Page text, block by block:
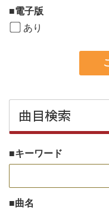
電子版
あり
曲目検索
キーワード
曲名